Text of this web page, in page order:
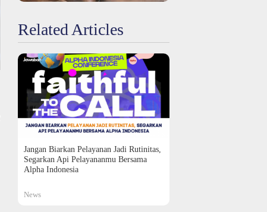
Related Articles
Jangan Biarkan Pelayanan Jadi Rutinitas,
Segarkan Api Pelayananmu Bersama
Alpha Indonesia
News